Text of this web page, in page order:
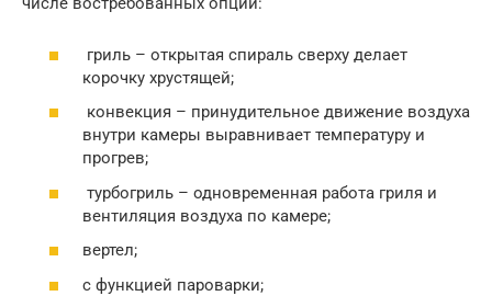
гриль – открытая спираль сверху делает
корочку хрустящей;
конвекция – принудительное движение воздуха
внутри камеры выравнивает температуру и
прогрев;
турбогриль – одновременная работа гриля и
вентиляция воздуха по камере;
вертел;
с функцией пароварки;